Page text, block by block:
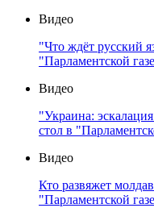
Видео
"Что ждёт русский
"Парламентской
Видео
"Украина:
стол в
Видео
Кто развяжет
"Парламентской